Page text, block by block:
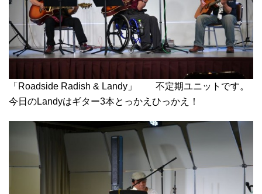
「Roadside Radish & Landy」 不定期ユニットです。
今日のLandyはギター3本とっかえひっかえ！